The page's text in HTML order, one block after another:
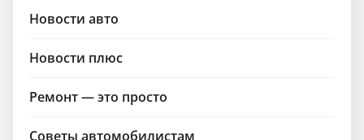
Новости авто
Новости плюс
Ремонт — это просто
Советы автомобилистам